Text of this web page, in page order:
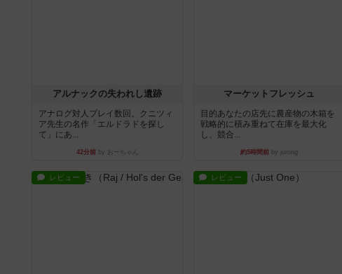
アルナックの失われし遺跡
アナログ対人プレイ数回。クニツィ
ア先生の名作「エルドラドを探し
て」にあ...
42分前by おーちゃん
マーケットフレッシュ
目的あなたの店先に農産物の木箱を
戦略的に積み重ねて在庫を最大化
し、競合...
約5時間前 by jurong
レビュー レビュー